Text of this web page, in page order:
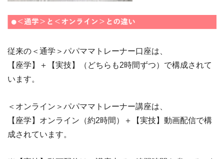
従来の＜通学＞パパママトレーナー口座は、
【座学】＋【実技】（どちらも2時間ずつ）で構成されて
います。
＜オンライン＞パパママトレーナー講座は、
【座学】オンライン（約2時間）＋【実技】動画配信で構
成されています。